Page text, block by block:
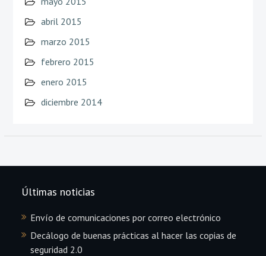
abril 2015
marzo 2015
febrero 2015
enero 2015
diciembre 2014
Últimas noticias
Envío de comunicaciones por correo electrónico
Decálogo de buenas prácticas al hacer las copias de
seguridad 2.0